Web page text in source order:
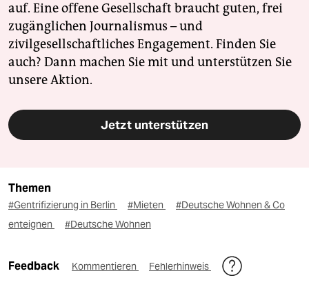
auf. Eine offene Gesellschaft braucht guten, frei
zugänglichen Journalismus – und
zivilgesellschaftliches Engagement. Finden Sie
auch? Dann machen Sie mit und unterstützen Sie
unsere Aktion.
Jetzt unterstützen
Themen
#Gentrifizierung in Berlin #Mieten
#Deutsche Wohnen & Co
enteignen
#Deutsche Wohnen
Feedback Kommentieren Fehlerhinweis